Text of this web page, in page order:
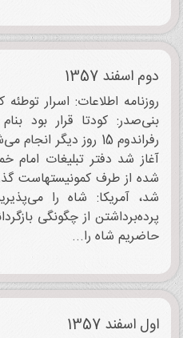
دوم اسفند 1357
روزنامه اطلاعات: اسرار
بنی‌صدر: کودتا قرار بود
رفراندوم 15 روز دیگر
آغاز شد دفتر تبلیغات امام
شده از طرف کمونیستهاست
شد، آمریکا: شاه را
پرده‌برداشتن از چگونگی
حاضریم شاه را...
اول اسفند 1357